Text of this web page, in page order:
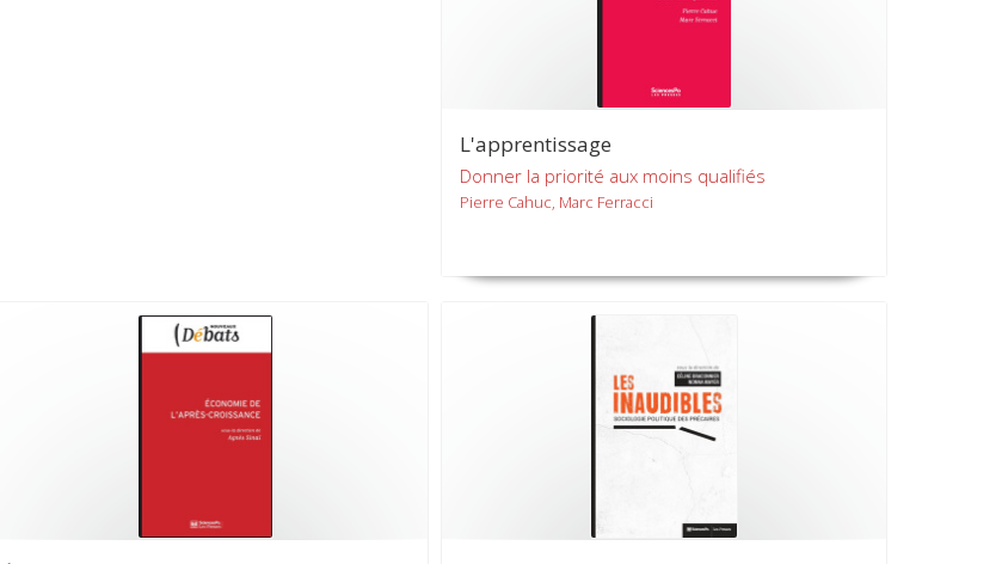
L'apprentissage
Donner la priorité aux moins qualifiés
Pierre Cahuc, Marc Ferracci